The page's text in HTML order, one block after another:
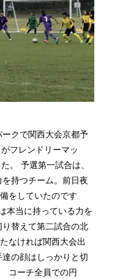
クで関西大会京都予
フレンドリーマッ
。 予選第一試合は、
持つチーム。前日夜
をしていたのです
本当に持っている力を
替えて第二試合の北
なければ関西大会出
の顔はしっかりと切
コーチ全員での円